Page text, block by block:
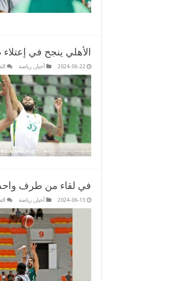
الأهلي ينجح في
2024-06-22 أخبار , رياضة
في لقاء من طرف
2024-06-13 أخبار , رياضة